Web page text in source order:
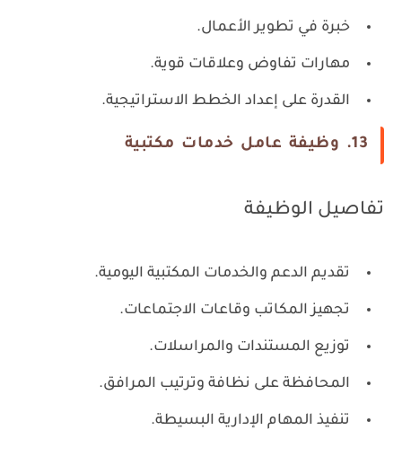
خبرة في تطوير الأعمال.
مهارات تفاوض وعلاقات قوية.
القدرة على إعداد الخطط الاستراتيجية.
13. وظيفة عامل خدمات مكتبية
تفاصيل الوظيفة
تقديم الدعم والخدمات المكتبية اليومية.
تجهيز المكاتب وقاعات الاجتماعات.
توزيع المستندات والمراسلات.
المحافظة على نظافة وترتيب المرافق.
تنفيذ المهام الإدارية البسيطة.